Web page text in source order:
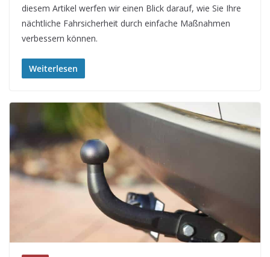
diesem Artikel werfen wir einen Blick darauf, wie Sie Ihre
nächtliche Fahrsicherheit durch einfache Maßnahmen
verbessern können.
Weiterlesen